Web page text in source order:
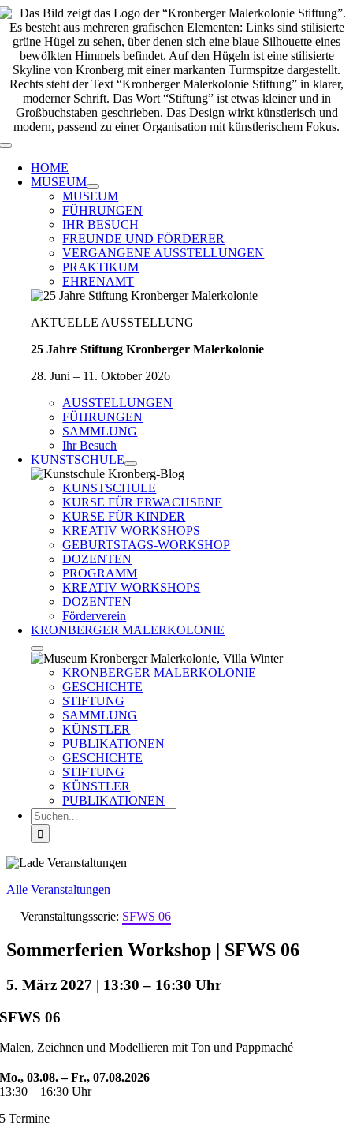
Zum
Inhalt
springen
Toggle
Navigation
HOME
MUSEUM
MUSEUM
FÜHRUNGEN
IHR BESUCH
FREUNDE UND FÖRDERER
VERGANGENE AUSSTELLUNGEN
PRAKTIKUM
EHRENAMT
AKTUELLE AUSSTELLUNG
25 Jahre Stiftung Kronberger Malerkolonie
28. Juni – 11. Oktober 2026
AUSSTELLUNGEN
FÜHRUNGEN
SAMMLUNG
Ihr Besuch
KUNSTSCHULE
KUNSTSCHULE
KURSE FÜR ERWACHSENE
KURSE FÜR KINDER
KREATIV WORKSHOPS
GEBURTSTAGS-WORKSHOP
DOZENTEN
PROGRAMM
KREATIV WORKSHOPS
DOZENTEN
Förderverein
KRONBERGER MALERKOLONIE
KRONBERGER MALERKOLONIE
GESCHICHTE
STIFTUNG
SAMMLUNG
KÜNSTLER
PUBLIKATIONEN
GESCHICHTE
STIFTUNG
KÜNSTLER
PUBLIKATIONEN
Suche
nach:
Alle Veranstaltungen
Veranstaltungsserie: SFWS 06
Sommerferien Workshop | SFWS 06
5. März 2027 | 13:30 – 16:30
SFWS 06
Malen, Zeichnen und Modellieren mit Ton und Pappmaché
Mo., 03.08. – Fr., 07.08.2026
13:30 – 16:30 Uhr
5 Termine